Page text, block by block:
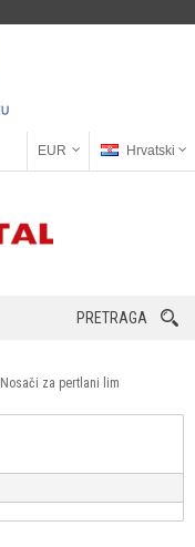
EUR Hrvatski
PRETRAGA
Nosači za pertlani lim